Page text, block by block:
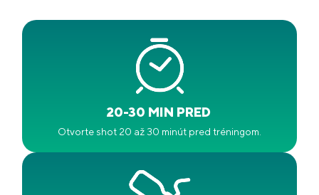
20-30 MIN PRED
Otvorte shot 20 až 30 minút pred tréningom.